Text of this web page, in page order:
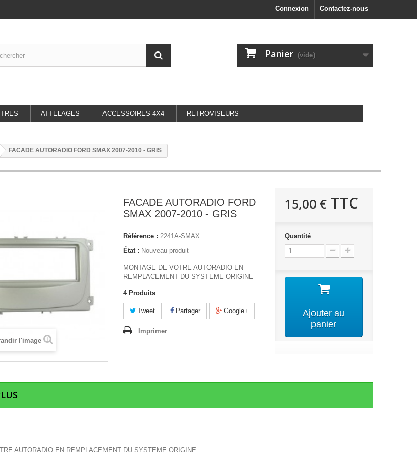
Contactez-nous
Connexion
Panier (vide)
ATTELAGES ACCESSOIRES 4X4 RETROVISEURS
FACADE AUTORADIO FORD SMAX 2007-2010 - GRIS
l'image
FACADE AUTORADIO FORD
SMAX 2007-2010 - GRIS
Référence : 2241A-SMAX
État : Nouveau produit
MONTAGE DE VOTRE AUTORADIO EN
REMPLACEMENT DU SYSTEME ORIGINE
4 Produits
Tweet Partager Google+
Imprimer
15,00 €TTC
Quantité
Ajouter au
panier
AUTORADIO EN REMPLACEMENT DU SYSTEME ORIGINE